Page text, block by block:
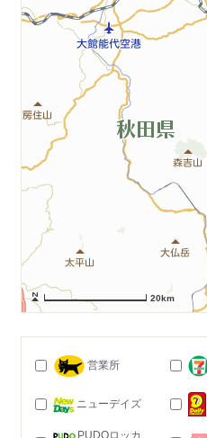
20km
営業所
ニューデイズ
PUDOロッカ